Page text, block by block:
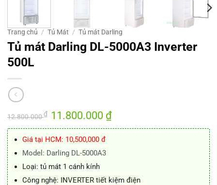
Trang chủ / Tủ Mát / Tủ mát Darling
Tủ mát Darling DL-5000A3 Inverter
500L
12.800.000₫ Giá
gốc
là:
11.800.000 ₫Giá
tại
Giá tại HCM: 10,500,000 đ
Model: Darling DL-5000A3
Loại: tủ mát 1 cánh kính
Công nghệ: INVERTER tiết kiệm điện